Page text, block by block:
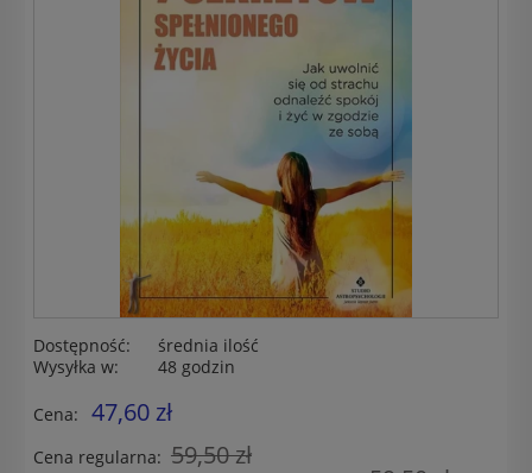
Dostępność:
średnia ilość
Wysyłka w:
48 godzin
Cena: 47,60 zł
Cena regularna: 59,50 zł